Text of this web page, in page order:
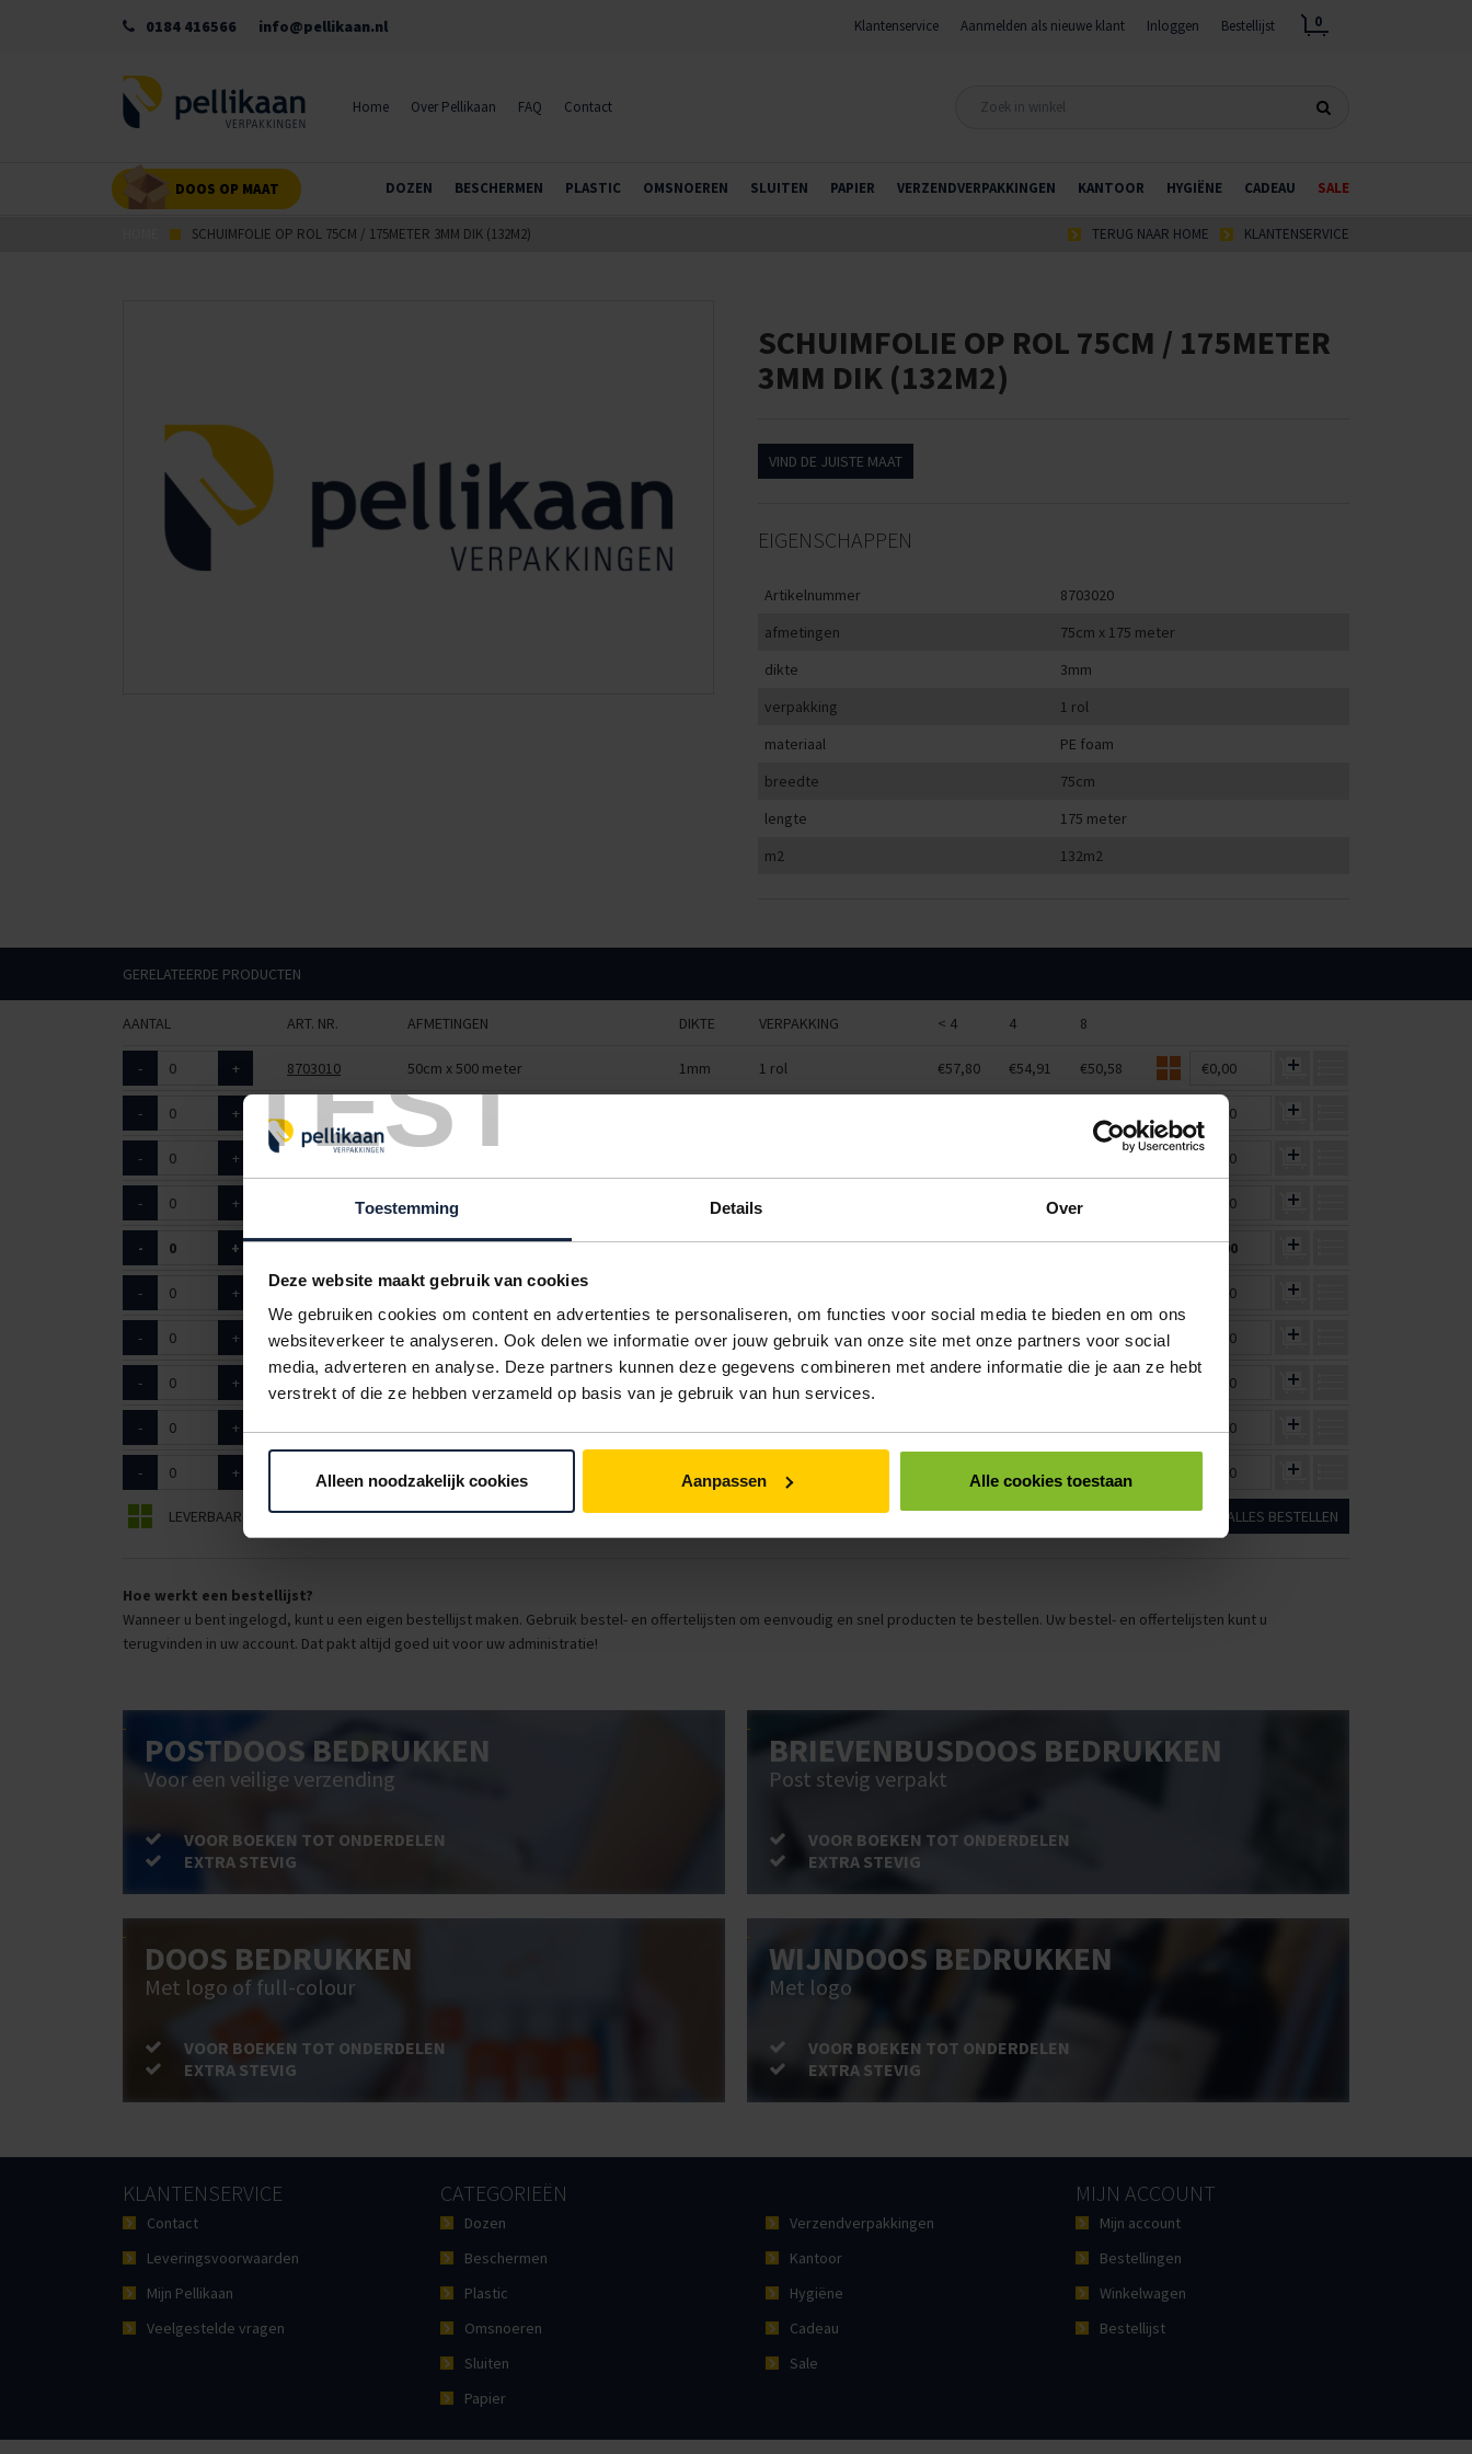
TEST
Toestemming Details Over
Deze website maakt gebruik van cookies
We gebruiken cookies om content en advertenties te personaliseren, om functies voor social media te bieden en om ons
websiteverkeer te analyseren. Ook delen we informatie over jouw gebruik van onze site met onze partners voor social
media, adverteren en analyse. Deze partners kunnen deze gegevens combineren met andere informatie die je aan ze hebt
verstrekt of die ze hebben verzameld op basis van je gebruik van hun services.
Alleen noodzakelijk cookies Aanpassen Alle cookies toestaan
0184 416566 info@pellikaan.nl Klantenservice Aanmelden als nieuwe klant Inloggen Bestellijst 0
Home Over Pellikaan FAQ Contact
DOZEN BESCHERMEN PLASTIC OMSNOEREN SLUITEN PAPIER VERZENDVERPAKKINGEN KANTOOR HYGIËNE CADEAU SALE
DOOS OP MAAT
SCHUIMFOLIE OP ROL 75CM / 175METER 3MM DIK (132M2) KLANTENSERVICE
TERUG NAAR HOME
SCHUIMFOLIE OP ROL 75CM / 175METER
3MM DIK (132M2)
VIND DE JUISTE MAAT
EIGENSCHAPPEN
Artikelnummer
8703020
afmetingen
75cm x 175 meter
dikte
3mm
verpakking
1 rol
materiaal
PE foam
breedte
75cm
lengte
175 meter
m2
132m2
GERELATEERDE PRODUCTEN
AANTAL ART. NR. AFMETINGEN DIKTE VERPAKKING < 4 4 8
- + 8703010 50cm x 500 meter 1mm 1 rol €57,80 €54,91 €50,58 €0,00
- + 8703012 75cm x 500 meter €0,00
- + 8703015 €101,15 €0,00
- + 150cm x 500 meter 1 rol €164,73 €151,73 €0,00
- + 8703020 75cm x 175 meter 3mm 1 rol €91,54 €86,96 €80,10 €0,00
- + 8703025 100cm x 175 meter €0,00
- + 8703030 125cm x 500 meter 1mm 1 rol €144,50 €137,28 €126,44 €0,00
- + 8703033 125cm x 175 meter 3mm 1 rol €132,88 €0,00
- + 8703035 150cm x 175 meter 3mm 1 rol €182,36 €173,24 €159,57 €0,00
- + A000102 120cm x 250 meter 2mm 1 rol €144,28 €137,07 €126,25 €0,00
LEVERBAAR BEPERKT LEVERBAAR IN BESTELLING ALLES BESTELLEN
Hoe werkt een bestellijst?
Wanneer u bent ingelogd, kunt u een eigen bestellijst maken. Gebruik bestel- en offertelijsten om eenvoudig en snel producten te bestellen. Uw bestel- en offertelijsten kunt u
terugvinden in uw account. Dat pakt altijd goed uit voor uw administratie!
POSTDOOS BEDRUKKEN
Voor een veilige verzending
VOOR BOEKEN TOT ONDERDELEN
EXTRA STEVIG
BRIEVENBUSDOOS BEDRUKKEN
Post stevig verpakt
VOOR BOEKEN TOT ONDERDELEN
EXTRA STEVIG
DOOS BEDRUKKEN
Met logo of full-colour
VOOR BOEKEN TOT ONDERDELEN
EXTRA STEVIG
WIJNDOOS BEDRUKKEN
Met logo
VOOR BOEKEN TOT ONDERDELEN
EXTRA STEVIG
KLANTENSERVICE
Contact
Leveringsvoorwaarden
Mijn Pellikaan
Veelgestelde vragen
CATEGORIEËN
Dozen
Beschermen
Plastic
Omsnoeren
Sluiten
Papier
Verzendverpakkingen
Kantoor
Hygiëne
Cadeau
Sale
MIJN ACCOUNT
Mijn account
Bestellingen
Winkelwagen
Bestellijst